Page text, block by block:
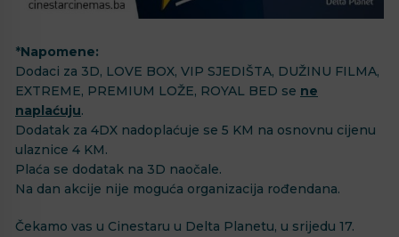
*Napomene:
Dodaci za 3D, LOVE BOX, VIP SJEDIŠTA, DUŽINU FILMA,
EXTREME, PREMIUM LOŽE, ROYAL BED se ne
naplaćuju.
Dodatak za 4DX nadoplaćuje se 5 KM na osnovnu cijenu
ulaznice 4 KM.
Plaća se dodatak na 3D naočale.
Na dan akcije nije moguća organizacija rođendana.
Čekamo vas u Cinestaru u Delta Planetu, u srijedu 17.